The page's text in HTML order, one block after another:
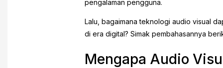
pengalaman pengguna.
Lalu, bagaimana teknologi audio visual
di era digital? Simak pembahasannya
Mengapa Audio